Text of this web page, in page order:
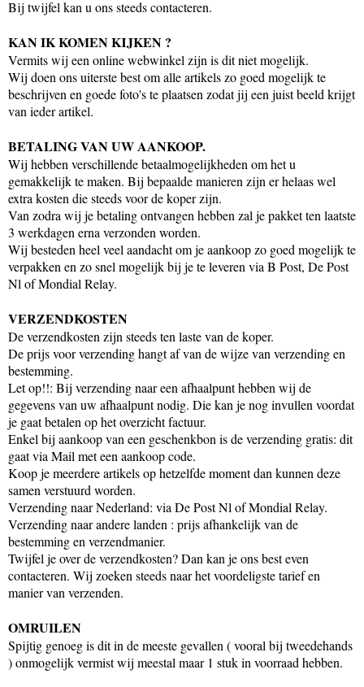
Bij twijfel kan u ons steeds contacteren.
KAN IK KOMEN KIJKEN ?
Vermits wij een online webwinkel zijn is dit niet mogelijk.
Wij doen ons uiterste best om alle artikels zo goed mogelijk te
beschrijven en goede foto's te plaatsen zodat jij een juist beeld krijgt
van ieder artikel.
BETALING VAN UW AANKOOP.
Wij hebben verschillende betaalmogelijkheden om het u
gemakkelijk te maken. Bij bepaalde manieren zijn er helaas wel
extra kosten die steeds voor de koper zijn.
Van zodra wij je betaling ontvangen hebben zal je pakket ten laatste
3 werkdagen erna verzonden worden.
Wij besteden heel veel aandacht om je aankoop zo goed mogelijk te
verpakken en zo snel mogelijk bij je te leveren via B Post, De Post
Nl of Mondial Relay.
VERZENDKOSTEN
De verzendkosten zijn steeds ten laste van de koper.
De prijs voor verzending hangt af van de wijze van verzending en
bestemming.
Let op!!: Bij verzending naar een afhaalpunt hebben wij de
gegevens van uw afhaalpunt nodig. Die kan je nog invullen voordat
je gaat betalen op het overzicht factuur.
Enkel bij aankoop van een geschenkbon is de verzending gratis: dit
gaat via Mail met een aankoop code.
Koop je meerdere artikels op hetzelfde moment dan kunnen deze
samen verstuurd worden.
Verzending naar Nederland: via De Post Nl of Mondial Relay.
Verzending naar andere landen : prijs afhankelijk van de
bestemming en verzendmanier.
Twijfel je over de verzendkosten? Dan kan je ons best even
contacteren. Wij zoeken steeds naar het voordeligste tarief en
manier van verzenden.
OMRUILEN
Spijtig genoeg is dit in de meeste gevallen ( vooral bij tweedehands
) onmogelijk vermist wij meestal maar 1 stuk in voorraad hebben.